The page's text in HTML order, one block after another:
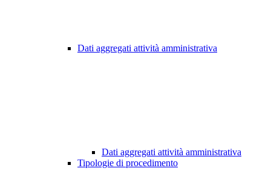
Dati aggregati attività amministrativa
Dati aggregati attività amministrativa
Tipologie di procedimento